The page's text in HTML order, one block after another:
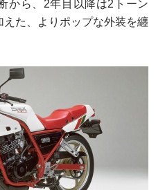
から、2年目以降は2トーン
えた、よりポップな外装を纏